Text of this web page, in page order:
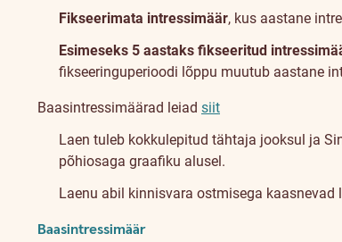
Fikseerimata intressimäär, kus aastane
Esimeseks 5 aastaks fikseeritud
fikseeringuperioodi lõppu muutub aastane
Baasintressimäärad leiad siit
Laen tuleb kokkulepitud tähtaja jooksul ja
põhiosaga graafiku alusel.
Laenu abil kinnisvara ostmisega
Baasintressimäär